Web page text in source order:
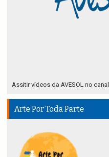
Assitir vídeos da AVESOL no
Arte Por Toda Parte